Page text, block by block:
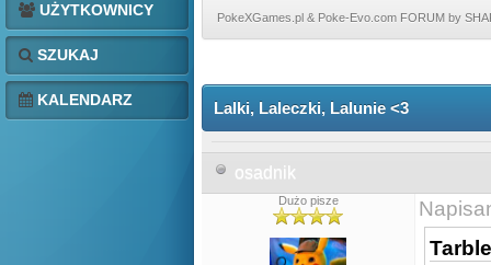
UŻYTKOWNICY
SZUKAJ
KALENDARZ
PokeXGames.pl & Poke-Evo.com FORUM by
Lalki, Laleczki, Lalunie <3
osadnik
Dużo pisze